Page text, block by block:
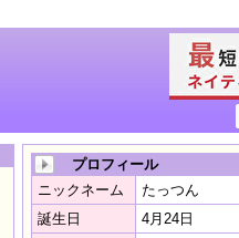
プロフィール
ニックネーム
たっつん
誕生日
4月24日